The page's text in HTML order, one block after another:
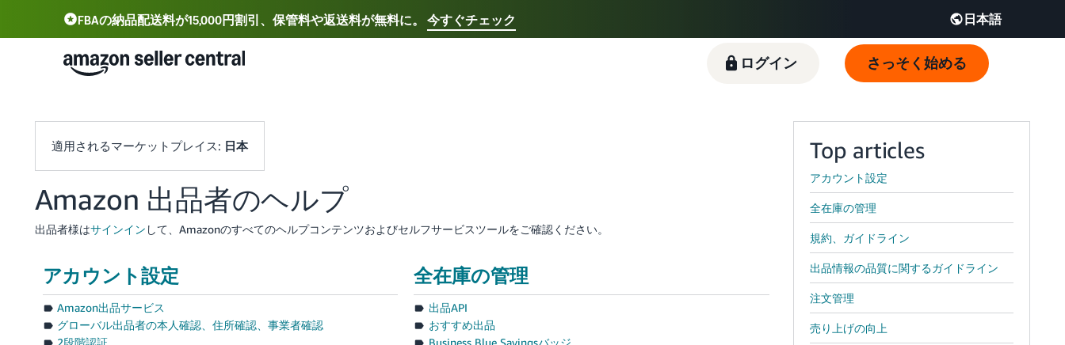
FBAの納品配送料が15,000円割引、保管料や返送料が無料に。 今すぐチェック 日本語
Select your preferred language
中文 - CN Deutsch - DE 日本語 - JP English - JP
ログイン さっそく始める
適用されるマーケットプレイス: 日本
Amazon 出品者のヘルプ
出品者様はサインイン して、Amazonのすべてのヘルプコンテンツおよびセルフサービスツールをご確認ください。
アカウント設定
Amazon出品サービス
グローバル出品者の本人確認、住所確認、事業者確認
2段階認証
全在庫の管理
出品API
おすすめ出品
Business Blue Savingsバッジ
Top articles
アカウント設定
全在庫の管理
規約、ガイドライン
出品情報の品質に関するガイドライン
注文管理
売り上げの向上